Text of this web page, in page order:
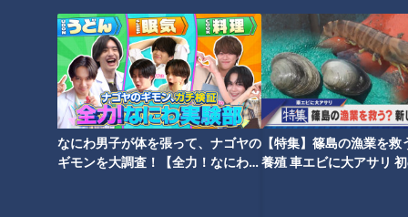
なにわ男子が体を張って、ナゴヤの
ギモンを大調査！【全力！なにわ実
【特集】篠島の漁業を救
養殖 車エビに大アサリ
【皮膚の難病と闘う】祖父
母も一緒に…賀久くんの旅行
先は…配信型ドキュメンタリ
ー「ピエロと呼ばれた息
子」第112話
ドキュメンタリー
ピエロと呼ばれた息子
2023/11/08 19:00
ドキュメンタリー
誰もが生きやすくなる世の
中とは…賀久くんから学ぶ配
信型ドキュメンタリー「ピ
エロと呼ばれた息子」第111
話
ドキュメンタリー
ピエロと呼ばれた息子
2023/10/25 19:00
ドキュメンタリー